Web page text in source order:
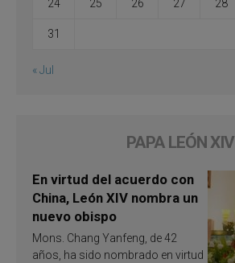
24 25 26 27 28
31
« Jul
PAPA LEÓN XIV
En virtud del acuerdo con
China, León XIV nombra un
nuevo obispo
Mons. Chang Yanfeng, de 42
años, ha sido nombrado en virtud